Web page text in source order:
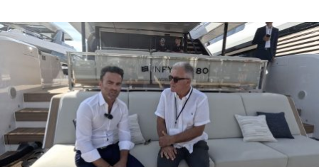
PLOVILA
PLOVIDBA
SPIZA
VELIKE PRIČE
PRETPLATA